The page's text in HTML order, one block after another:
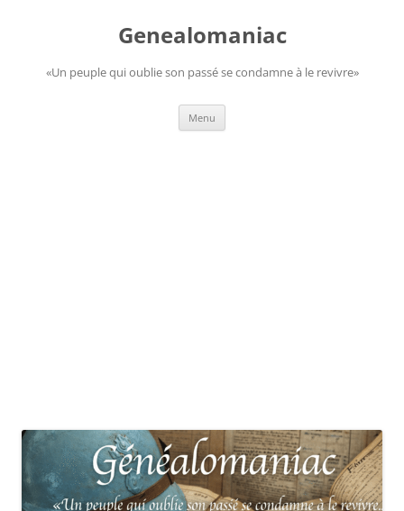
Genealomaniac
«Un peuple qui oublie son passé se condamne à le revivre»
Menu